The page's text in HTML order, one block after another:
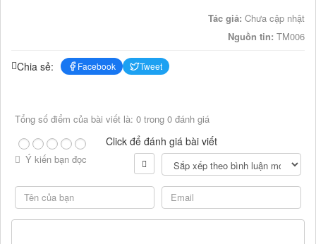
Tác giả: Chưa cập nhật
Nguồn tin: TM006
Chia sẻ: Facebook Tweet
Tổng số điểm của bài viết là: 0 trong 0 đánh giá
Click để đánh giá bài viết
Ý kiến bạn đọc